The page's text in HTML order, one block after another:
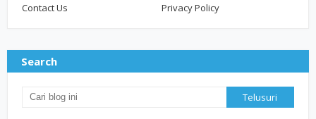
Contact Us
Privacy Policy
Search